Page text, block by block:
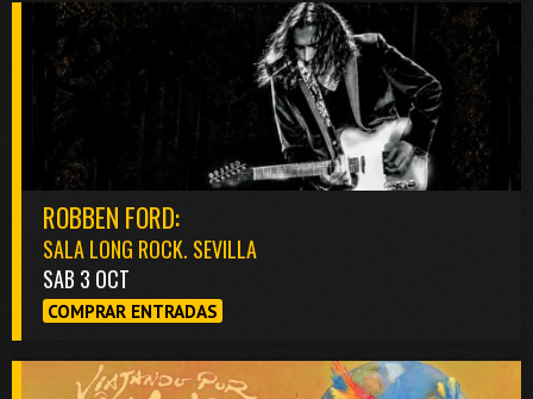
ROBBEN FORD:
SALA LONG ROCK. SEVILLA
SAB 3 OCT
COMPRAR ENTRADAS